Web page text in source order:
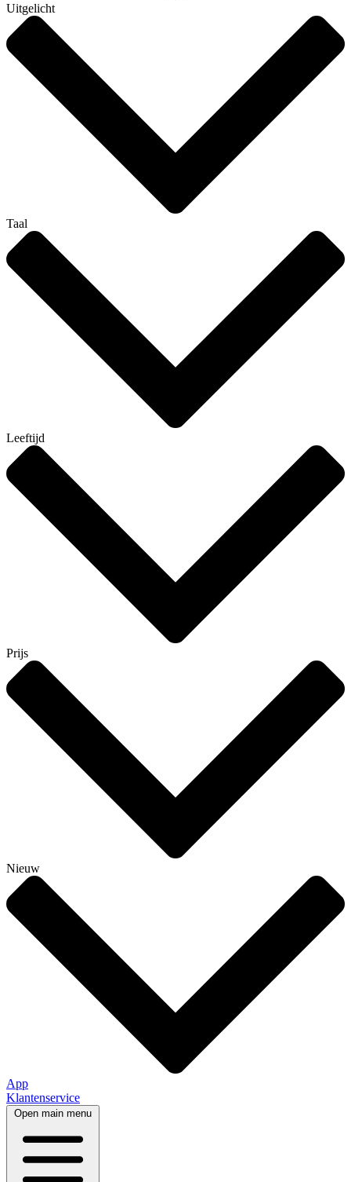
Uitgelicht
Taal
Leeftijd
Prijs
Nieuw
App
Klantenservice
Open main menu